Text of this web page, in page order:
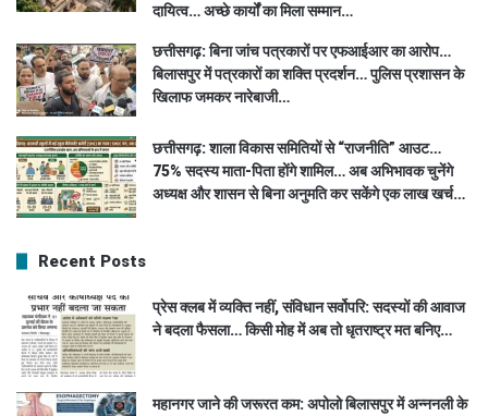
दायित्व… अच्छे कार्यों का मिला सम्मान…
छत्तीसगढ़: बिना जांच पत्रकारों पर एफआईआर का आरोप…
बिलासपुर में पत्रकारों का शक्ति प्रदर्शन… पुलिस प्रशासन के
खिलाफ जमकर नारेबाजी…
छत्तीसगढ़: शाला विकास समितियों से “राजनीति” आउट…
75% सदस्य माता-पिता होंगे शामिल… अब अभिभावक चुनेंगे
अध्यक्ष और शासन से बिना अनुमति कर सकेंगे एक लाख खर्च…
Recent Posts
प्रेस क्लब में व्यक्ति नहीं, संविधान सर्वोपरि: सदस्यों की आवाज
ने बदला फैसला… किसी मोह में अब तो धृतराष्ट्र मत बनिए…
महानगर जाने की जरूरत कम: अपोलो बिलासपुर में अन्ननली के